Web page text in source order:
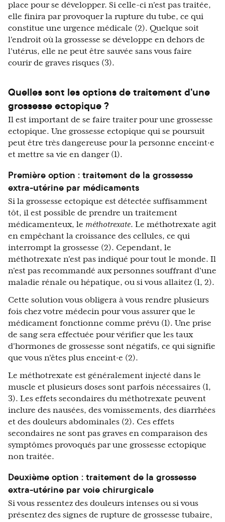
place pour se développer. Si celle-ci n'est pas traitée,
elle finira par provoquer la rupture du tube, ce qui
constitue une urgence médicale (2). Quelque soit
l'endroit où la grossesse se développe en dehors de
l'utérus, elle ne peut être sauvée sans vous faire
courir de graves risques (3).
Quelles sont les options de traitement d'une
grossesse ectopique ?
Il est important de se faire traiter pour une grossesse
ectopique. Une grossesse ectopique qui se poursuit
peut être très dangereuse pour la personne enceint·e
et mettre sa vie en danger (1).
Première option : traitement de la grossesse
extra-utérine par médicaments
Si la grossesse ectopique est détectée suffisamment
tôt, il est possible de prendre un traitement
médicamenteux, le méthotrexate. Le méthotrexate agit
en empêchant la croissance des cellules, ce qui
interrompt la grossesse (2). Cependant, le
méthotrexate n'est pas indiqué pour tout le monde. Il
n'est pas recommandé aux personnes souffrant d'une
maladie rénale ou hépatique, ou si vous allaitez (1, 2).
Cette solution vous obligera à vous rendre plusieurs
fois chez votre médecin pour vous assurer que le
médicament fonctionne comme prévu (1). Une prise
de sang sera effectuée pour vérifier que les taux
d'hormones de grossesse sont négatifs, ce qui signifie
que vous n'êtes plus enceint·e (2).
Le méthotrexate est généralement injecté dans le
muscle et plusieurs doses sont parfois nécessaires (1,
3). Les effets secondaires du méthotrexate peuvent
inclure des nausées, des vomissements, des diarrhées
et des douleurs abdominales (2). Ces effets
secondaires ne sont pas graves en comparaison des
symptômes provoqués par une grossesse ectopique
non traitée.
Deuxième option : traitement de la grossesse
extra-utérine par voie chirurgicale
Si vous ressentez des douleurs intenses ou si vous
présentez des signes de rupture de grossesse tubaire,